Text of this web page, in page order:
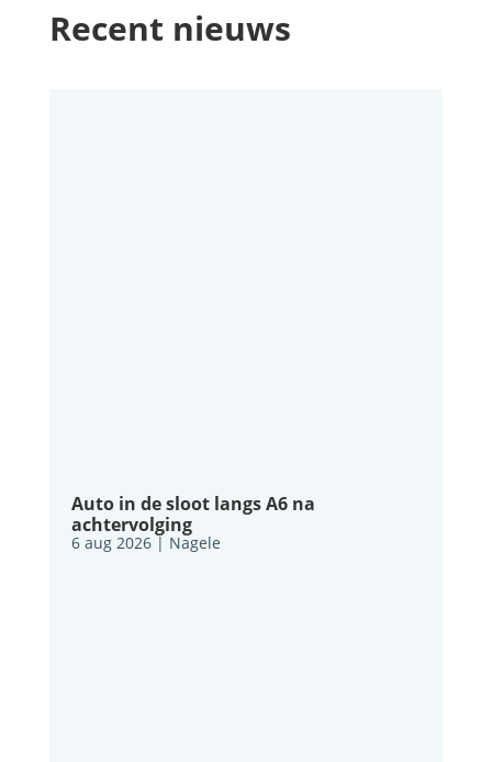
Recent nieuws
Auto in de sloot langs A6 na
achtervolging
6 aug 2026| Nagele